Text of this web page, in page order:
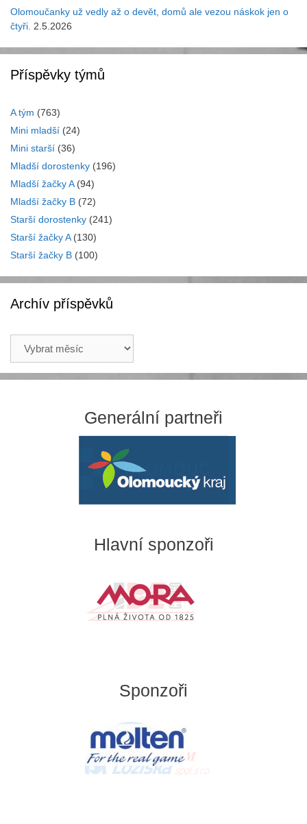
Olomoučanky už vedly až o devět, domů ale vezou náskok jen o
čtyři. 2.5.2026
Příspěvky týmů
A tým (763)
Mini mladší (24)
Mini starší (36)
Mladší dorostenky (196)
Mladší žačky A(94)
Mladší žačky B (72)
Starší dorostenky (241)
Starší žačky A(130)
Starší žačky B (100)
Archív příspěvků
příspěvků
Generální partneři
Hlavní sponzoři
Sponzoři